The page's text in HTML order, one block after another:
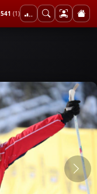
541 (1)